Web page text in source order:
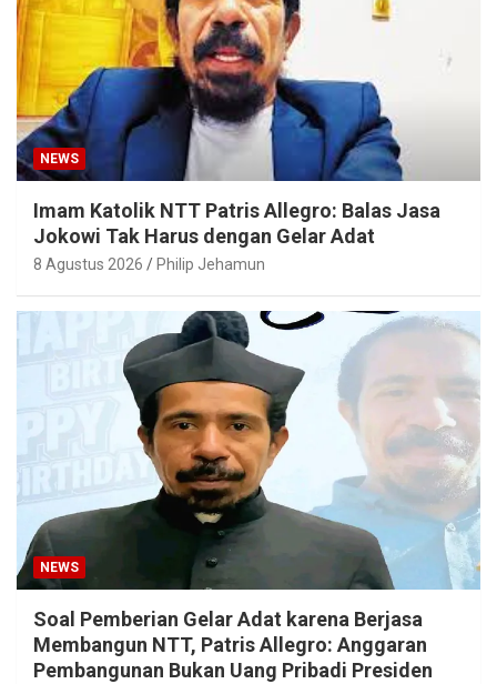
NEWS
Imam Katolik NTT Patris Allegro: Balas Jasa
Jokowi Tak Harus dengan Gelar Adat
8 Agustus 2026 Philip Jehamun
NEWS
Soal Pemberian Gelar Adat karena Berjasa
Membangun NTT, Patris Allegro: Anggaran
Pembangunan Bukan Uang Pribadi Presiden